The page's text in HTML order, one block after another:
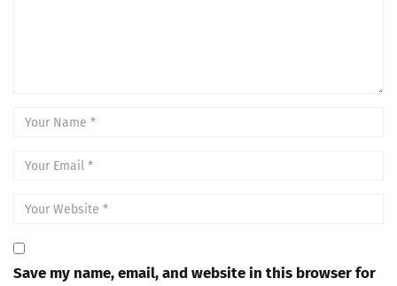
Save my name, email, and website in this browser for